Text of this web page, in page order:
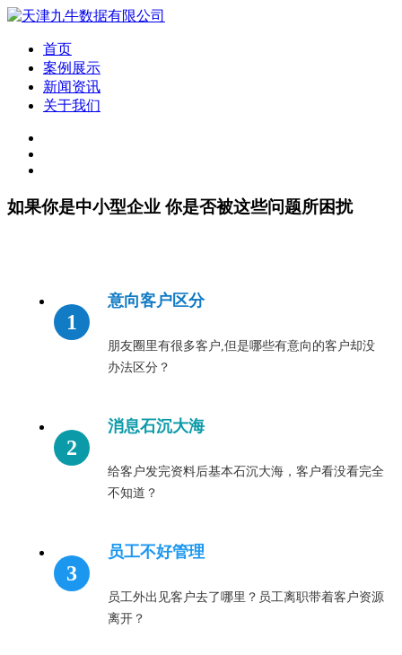
首页
案例展示
新闻资讯
关于我们
如果你是中小型企业 你是否被这些问题所困扰
意向客户区分
朋友圈里有很多客户,但是哪些有意向的客户却没
办法区分？
消息石沉大海
给客户发完资料后基本石沉大海，客户看没看完全
不知道？
员工不好管理
员工外出见客户去了哪里？员工离职带着客户资源
离开？